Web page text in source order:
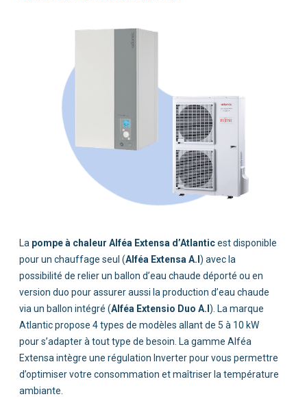
pompe à chaleur Alféa Extensa d’Atlantic
Alféa Extensa A.I
Alféa Extensio Duo A.I